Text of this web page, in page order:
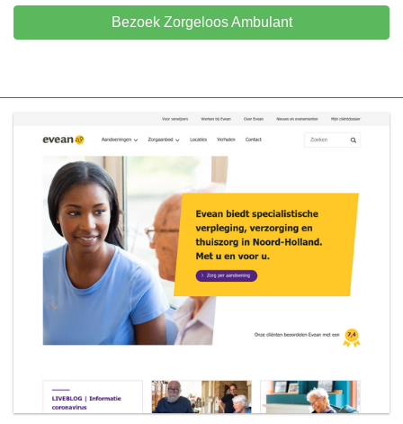
Bezoek Zorgeloos Ambulant